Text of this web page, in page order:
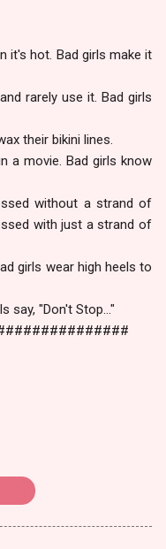
it's hot. Bad girls make it
rarely use it. Bad girls
their bikini lines.
a movie. Bad girls know
without a strand of
with just a strand of
girls wear high heels to
say, "Don't Stop..."